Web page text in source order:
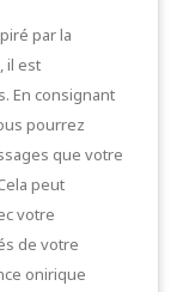
par la
il est
En consignant
pourrez
que votre
peut
votre
de votre
onirique